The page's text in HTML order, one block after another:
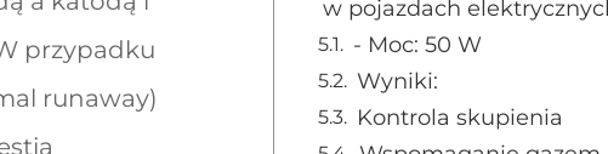
przypadku
runaway)
w pojazdach
- Moc: 50 W
Wyniki:
Kontrola skupienia